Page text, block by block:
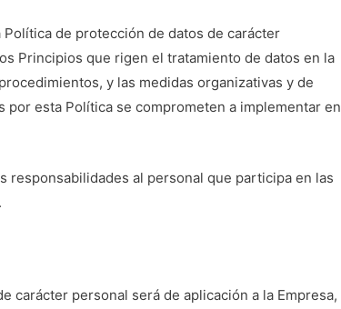
de protección de datos de carácter
Principios que rigen el tratamiento de datos en la
y las medidas organizativas y de
por esta Política se comprometen a implementar en
responsabilidades al personal que participa en las
carácter personal será de aplicación a la Empresa,